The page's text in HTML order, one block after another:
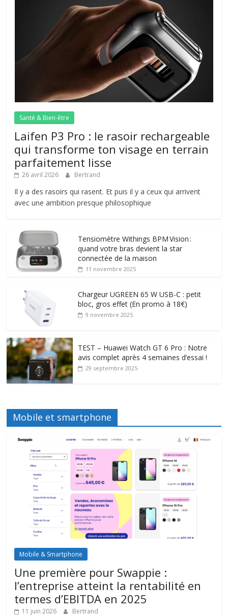
Santé & Bien-être
Laifen P3 Pro : le rasoir rechargeable
qui transforme ton visage en terrain
parfaitement lisse
26 avril 2026 Bertrand
Il y a des rasoirs qui rasent. Et puis il y a ceux qui arrivent
avec une ambition presque philosophique
Tensiomètre Withings BPM Vision :
quand votre bras devient la star
connectée de la maison
11 novembre 2025
Chargeur UGREEN 65 W USB-C : petit
bloc, gros effet (En promo à 18€)
9 novembre 2025
TEST – Huawei Watch GT 6 Pro : Notre
avis complet après 4 semaines d’essai !
29 septembre 2025
Mobile et smartphone
Mobile & Smartphone
Une première pour Swappie :
l’entreprise atteint la rentabilité en
termes d’EBITDA en 2025
11 juin 2026 Bertrand